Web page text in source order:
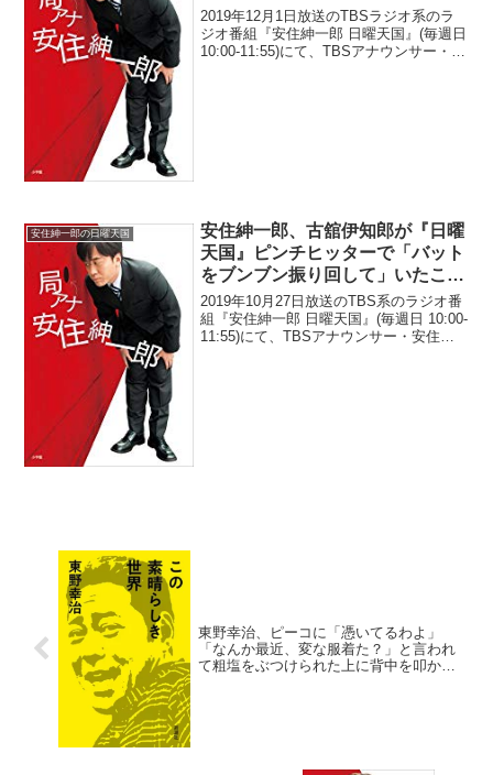
る「恐ろしい人間の性」
2019年12月1日放送のTBSラジオ系のラ
ジオ番組『安住紳一郎 日曜天国』(毎週日
10:00-11:55)にて、TBSアナウンサー・安
安住紳一郎の日曜天国
安住紳一郎、古舘伊知郎が『日曜
天国』ピンチヒッターで「バット
をブンブン振り回して」いたこと
に驚き「後輩の立つ瀬がありませ
ん」
2019年10月27日放送のTBS系のラジオ番
組『安住紳一郎 日曜天国』(毎週日 10:00-
11:55)にて、TBSアナウンサー・安住紳
東野幸治、ピーコに「憑いてるわよ」
「なんか最近、変な服着た？」と言われ
て粗塩をぶつけられた上に背中を叩かれ